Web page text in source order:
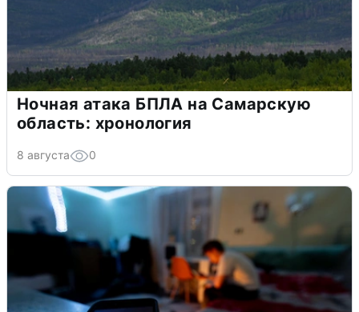
Ночная атака БПЛА на Самарскую
область: хронология
8 августа 0